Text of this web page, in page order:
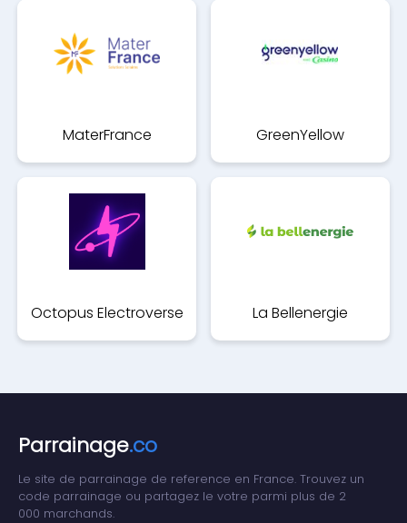
MaterFrance GreenYellow
Octopus Electroverse La Bellenergie
Parrainage.co
Le site de parrainage de reference en France. Trouvez un
code parrainage ou partagez le votre parmi plus de 2
000 marchands.